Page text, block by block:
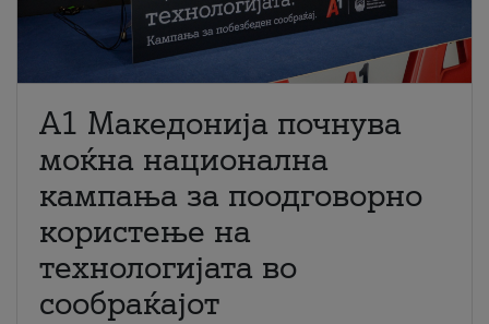
A1 Македонија почнува
моќна национална
кампања за поодговорно
користење на
технологијата во
сообраќајот